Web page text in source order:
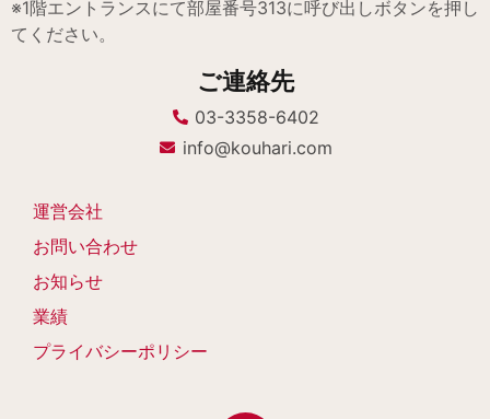
※1階エントランスにて部屋番号313に呼び出しボタンを押し
てください。
ご連絡先
03-3358-6402
info@kouhari.com
運営会社
お問い合わせ
お知らせ
業績
プライバシーポリシー